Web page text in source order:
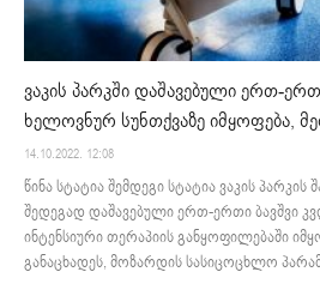
ვაკის პარკში დაშავებული ერთ-
ხელოვნურ სუნთქვაზე იმყოფება,
14.10.2022. 12:08
წინა სტატია შემდეგი სტატია ვაკის
შედეგად დაშავებული ერთ-ერთი ბავშვი
ინტენსიური თერაპიის განყოფილებაში
განაცხადეს, მოზარდის სასიცოცხლო